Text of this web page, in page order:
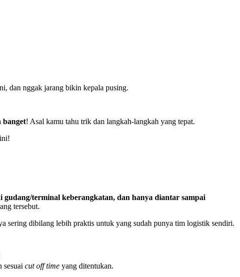
dan nggak jarang bikin kepala pusing.
banget! Asal kamu tahu trik dan langkah-langkah yang tepat.
terminal keberangkatan, dan hanya diantar sampai
tersebut.
sering dibilang lebih praktis untuk yang sudah punya tim logistik sendiri.
sesuai cut off time yang ditentukan.